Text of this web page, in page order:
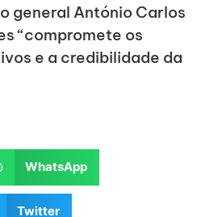
general António Carlos
“compromete os
e a credibilidade da
WhatsApp
Twitter